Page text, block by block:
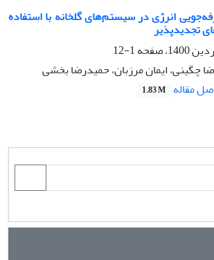
انرژی در سیستم‌های گلخانه‌ با استفاده
تجدیدپذیر
1-12
چگینی، ایمان مرزبان، حمیدرضا بخشی
مقاله 1.83 M